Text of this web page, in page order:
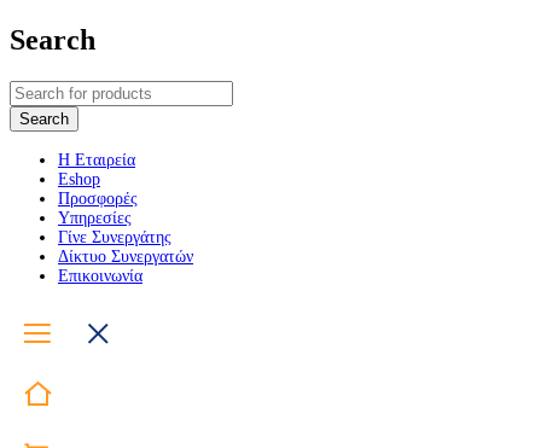
Search
Η Εταιρεία
Eshop
Προσφορές
Υπηρεσίες
Γίνε Συνεργάτης
Δίκτυο Συνεργατών
Επικοινωνία